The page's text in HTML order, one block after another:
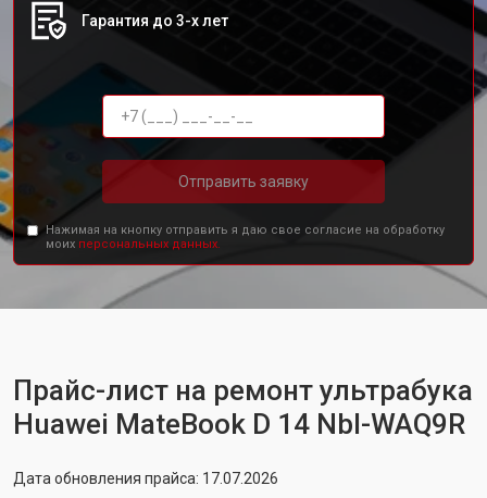
Гарантия до 3-х лет
Отправить заявку
Нажимая на кнопку отправить я даю свое согласие на обработку
моих персональных данных.
Прайс-лист на ремонт ультрабука
Huawei MateBook D 14 Nbl-WAQ9R
Дата обновления прайса: 17.07.2026